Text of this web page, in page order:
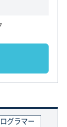
グラマー